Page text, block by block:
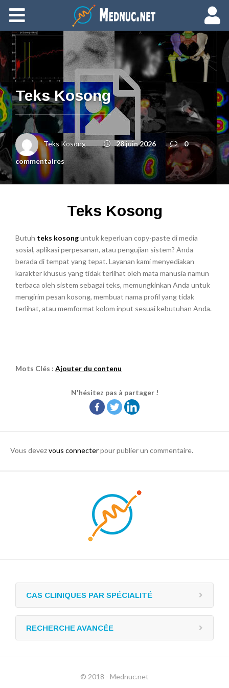
Ajouter du contenu
Teks Kosong
Teks Kosong 28 juin 2026
0
commentaires
Teks Kosong
Butuh teks kosonguntuk keperluan copy-paste di media
sosial, aplikasi perpesanan, atau pengujian sistem? Anda
berada di tempat yang tepat. Layanan kami menyediakan
karakter khusus yang tidak terlihat oleh mata manusia namun
terbaca oleh sistem sebagai teks, memungkinkan Anda untuk
mengirim pesan kosong, membuat nama profil yang tidak
terlihat, atau memformat kolom input sesuai kebutuhan Anda.
Mots Clés : Ajouter du contenu
N'hésitez pas à partager !
Vous devezvous connecterpour publier un commentaire.
CAS CLINIQUES PAR SPÉCIALITÉ
RECHERCHE AVANCÉE
© 2018 - Mednuc.net